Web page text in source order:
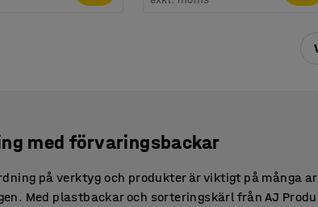
med förvaringsbackar
på verktyg och produkter är viktigt på många
Med plastbackar och sorteringskärl från AJ